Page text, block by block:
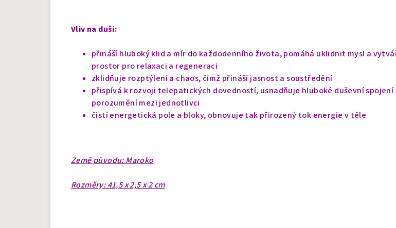
Vliv na duši:
přináší hluboký klid a mír do každodenního života, pomáhá uklidnit mysl a
prostor pro relaxaci a regeneraci
zklidňuje rozptýlení a chaos, čímž přináší jasnost a soustředění
přispívá k rozvoji telepatických dovedností, usnadňuje hluboké duševní spojení
porozumění mezi jednotlivci
čistí energetická pole a bloky, obnovuje tak přirozený tok energie v těle
Země původu: Maroko
Rozměry: 41,5 x 2,5 x 2 cm